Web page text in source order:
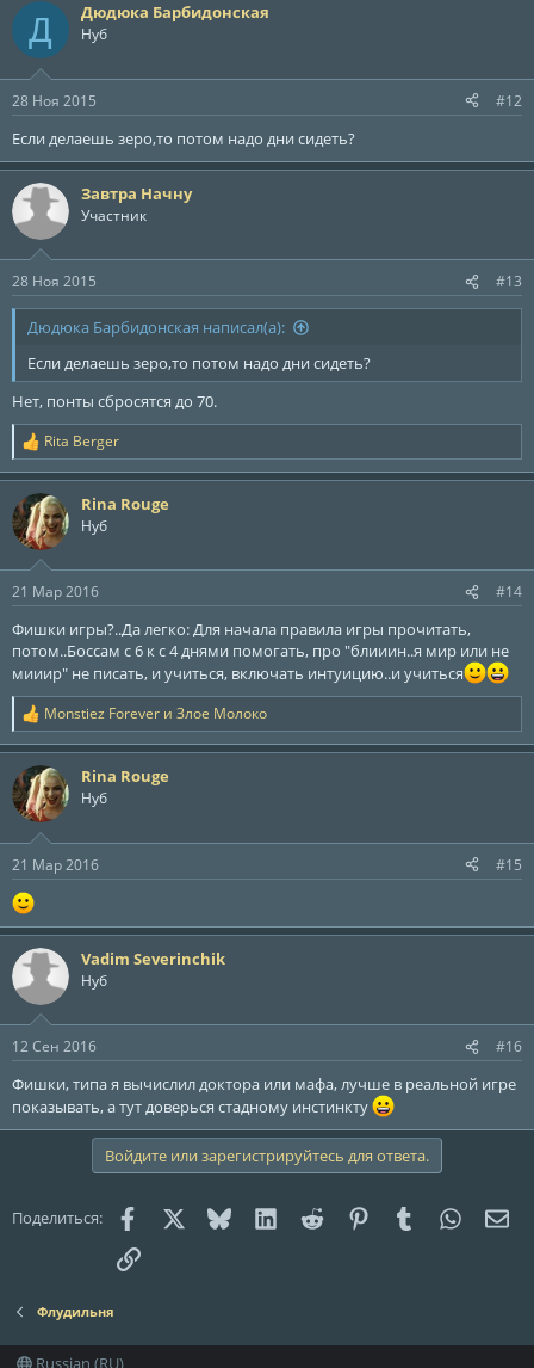
Д Дюдюка Барбидонская
Нуб
28 Ноя 2015 #12
Если делаешь зеро,то потом надо дни сидеть?
Завтра Начну
Участник
28 Ноя 2015 #13
Дюдюка Барбидонская написал(а):
Если делаешь зеро,то потом надо дни сидеть?
Нет, понты сбросятся до 70.
Р
е
а
к
ц
и
:
Rita Berger
Rina Rouge
Нуб
21 Мар 2016 #14
Фишки игры?..Да легко: Для начала правила игры прочитать,
потом..Боссам с 6 к с 4 днями помогать, про "блииин..я мир или не
мииир" не писать, и учиться, включать интуицию..и учиться
Р
е
а
к
ц
и
:
Monstiez Forever и Злое Молоко
Rina Rouge
Нуб
21 Мар 2016 #15
Vadim Severinchik
Нуб
12 Сен 2016 #16
Фишки, типа я вычислил доктора или мафа, лучше в реальной игре
показывать, а тут доверься стадному инстинкту
Войдите или зарегистрируйтесь для ответа.
Поделиться: FacebookX (Twitter)
Bluesky LinkedInReddit PinterestTumblr
Ссылка
Флудильня
Russian (RU)